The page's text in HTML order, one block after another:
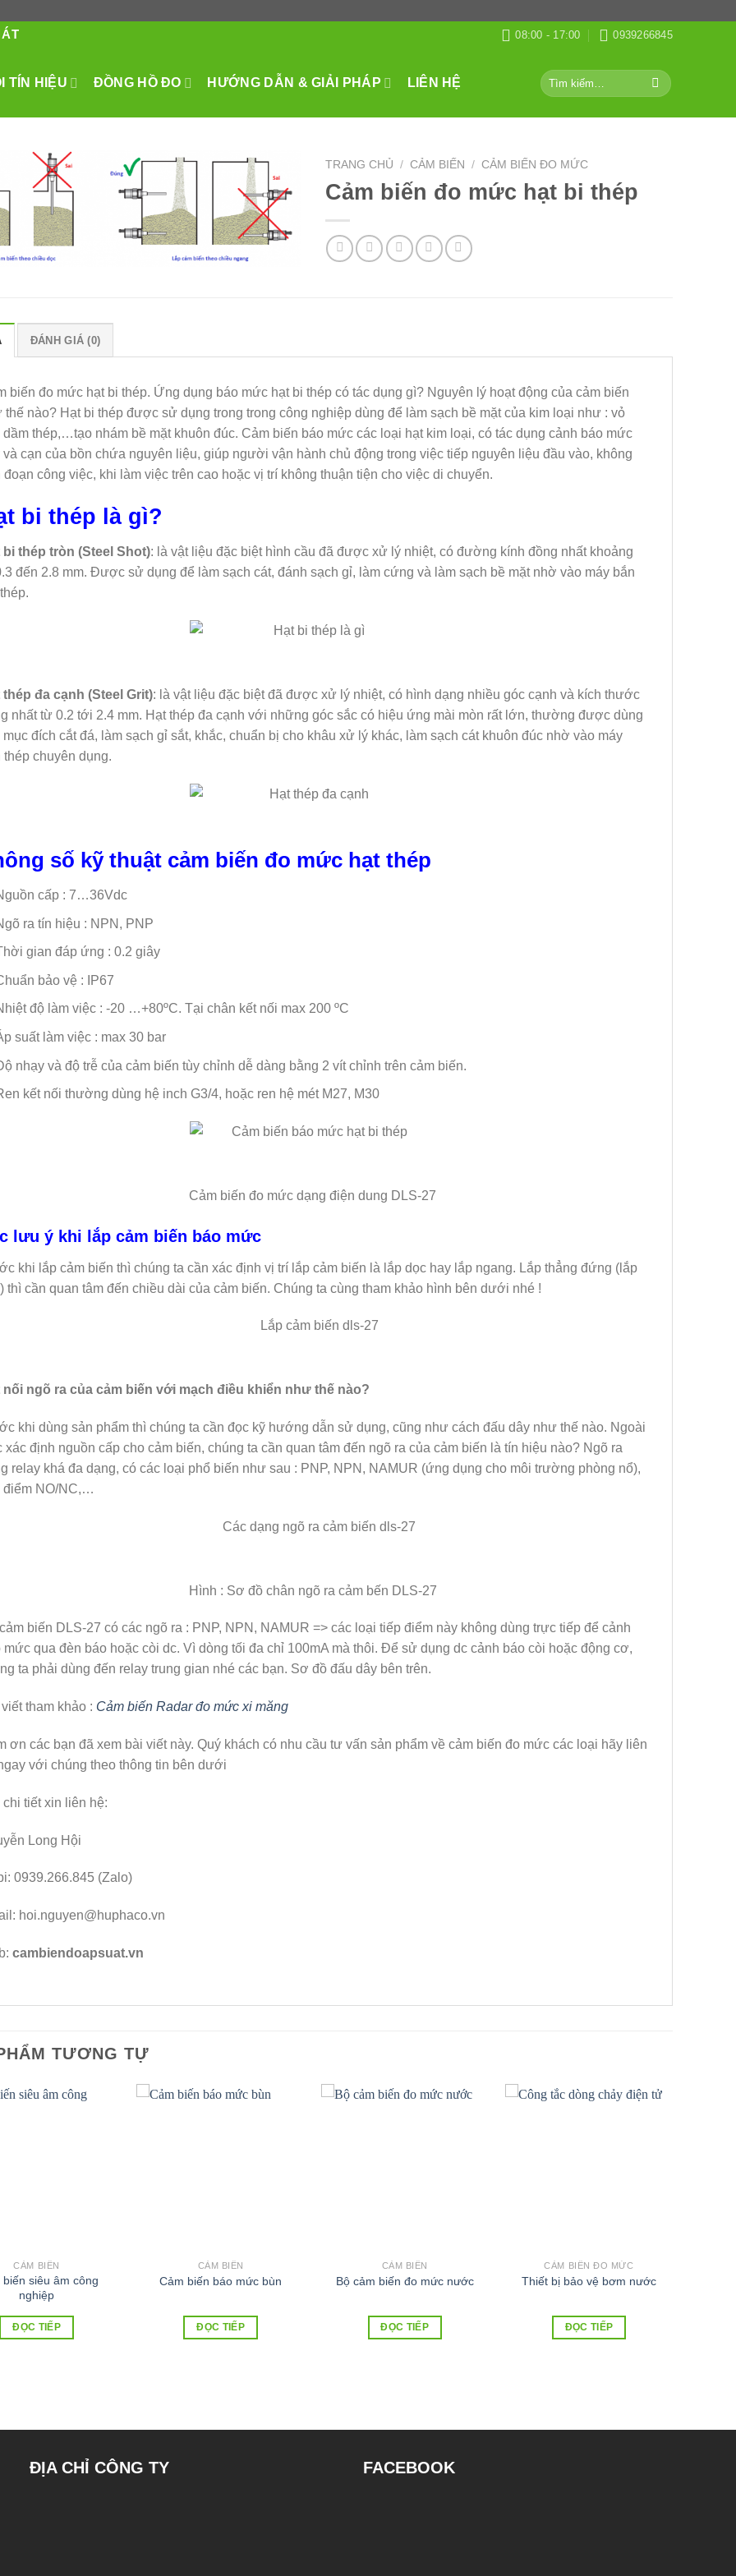
08:00 - 17:00 0939266845
TÍN HIỆU ĐỒNG HỒ ĐO HƯỚNG DẪN & GIẢI PHÁP LIÊN HỆ
Tìm
kiếm:
TRANG CHỦ / CẢM BIẾN / CẢM BIẾN ĐO MỨC
Cảm biến đo mức hạt bi thép
ĐÁNH GIÁ (0)
biến đo mức hạt bi thép. Ứng dụng báo mức hạt bi thép có tác dụng gì? Nguyên lý hoạt động của cảm biến
thế nào? Hạt bi thép được sử dụng trong trong công nghiệp dùng để làm sạch bề mặt của kim loại như : vỏ
dầm thép,…tạo nhám bề mặt khuôn đúc. Cảm biến báo mức các loại hạt kim loại, có tác dụng cảnh báo mức
và cạn của bồn chứa nguyên liệu, giúp người vận hành chủ động trong việc tiếp nguyên liệu đầu vào, không
đoạn công việc, khi làm việc trên cao hoặc vị trí không thuận tiện cho việc di chuyển.
bi thép là gì?
bi thép tròn (Steel Shot): là vật liệu đặc biệt hình cầu đã được xử lý nhiệt, có đường kính đồng nhất khoảng
đến 2.8 mm. Được sử dụng để làm sạch cát, đánh sạch gỉ, làm cứng và làm sạch bề mặt nhờ vào máy bắn
thép đa cạnh (Steel Grit): là vật liệu đặc biệt đã được xử lý nhiệt, có hình dạng nhiều góc cạnh và kích thước
nhất từ 0.2 tới 2.4 mm. Hạt thép đa cạnh với những góc sắc có hiệu ứng mài mòn rất lớn, thường được dùng
mục đích cắt đá, làm sạch gỉ sắt, khắc, chuẩn bị cho khâu xử lý khác, làm sạch cát khuôn đúc nhờ vào máy
thép chuyên dụng.
số kỹ thuật cảm biến đo mức hạt thép
cấp : 7…36Vdc
ra tín hiệu : NPN, PNP
gian đáp ứng : 0.2 giây
bảo vệ : IP67
độ làm việc : -20 …+80ºC. Tại chân kết nối max 200 ºC
suất làm việc : max 30 bar
nhạy và độ trễ của cảm biến tùy chỉnh dễ dàng bằng 2 vít chỉnh trên cảm biến.
kết nối thường dùng hệ inch G3/4, hoặc ren hệ mét M27, M30
Cảm biến đo mức dạng điện dung DLS-27
lưu ý khi lắp cảm biến báo mức
khi lắp cảm biến thì chúng ta cần xác định vị trí lắp cảm biến là lắp dọc hay lắp ngang. Lắp thẳng đứng (lắp
thì cần quan tâm đến chiều dài của cảm biến. Chúng ta cùng tham khảo hình bên dưới nhé !
nối ngõ ra của cảm biến với mạch điều khiển như thế nào?
khi dùng sản phẩm thì chúng ta cần đọc kỹ hướng dẫn sử dụng, cũng như cách đấu dây như thế nào. Ngoài
xác định nguồn cấp cho cảm biến, chúng ta cần quan tâm đến ngõ ra của cảm biến là tín hiệu nào? Ngõ ra
relay khá đa dạng, có các loại phổ biến như sau : PNP, NPN, NAMUR (ứng dụng cho môi trường phòng nổ),
điểm NO/NC,…
Hình : Sơ đồ chân ngõ ra cảm bến DLS-27
biến DLS-27 có các ngõ ra : PNP, NPN, NAMUR => các loại tiếp điểm này không dùng trực tiếp để cảnh
mức qua đèn báo hoặc còi dc. Vì dòng tối đa chỉ 100mA mà thôi. Để sử dụng dc cảnh báo còi hoặc động cơ,
ta phải dùng đến relay trung gian nhé các bạn. Sơ đồ đấu dây bên trên.
tham khảo : Cảm biến Radar đo mức xi măng
ơn các bạn đã xem bài viết này. Quý khách có nhu cầu tư vấn sản phẩm về cảm biến đo mức các loại hãy liên
với chúng theo thông tin bên dưới
chi tiết xin liên hệ:
Long Hội
0939.266.845 (Zalo)
hoi.nguyen@huphaco.vn
cambiendoapsuat.vn
TƯƠNG TỰ
CẢM BIẾN
biến siêu âm công
nghiệp
ĐỌC TIẾP
CẢM BIẾN
Cảm biến báo mức bùn
ĐỌC TIẾP
CẢM BIẾN
Bộ cảm biến đo mức nước
ĐỌC TIẾP
CẢM BIẾN ĐO MỨC
Thiết bị bảo vệ bơm nước
ĐỌC TIẾP
ĐỊA CHỈ CÔNG TY FACEBOOK